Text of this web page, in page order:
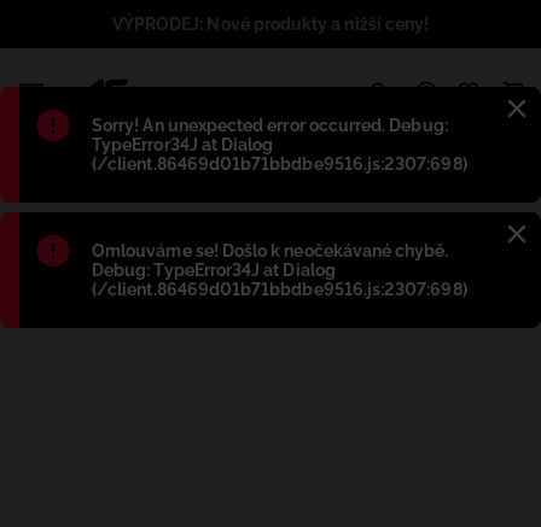
Błąd:
Sorry! An unexpected error occurred. Debug:
TypeError34J at Dialog
(/client.86469d01b71bbdbe9516.js:2307:698)
Błąd:
Omlouváme se! Došlo k neočekávané chybě.
Debug: TypeError34J at Dialog
(/client.86469d01b71bbdbe9516.js:2307:698)
VÝPRODEJ: Nové produkty a nižší ceny!